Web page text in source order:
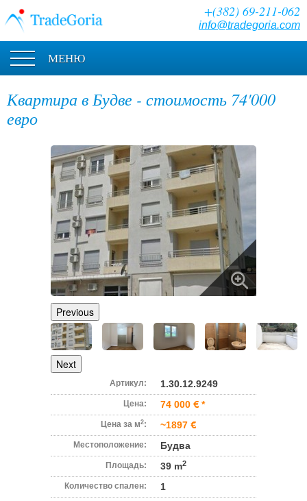
+(382) 69-211-062
info@tradegoria.com
МЕНЮ
Квартира в Будве - стоимость 74'000
евро
Previous
Next
Артикул: 1.30.12.9249
Цена: 74 000 *
Цена за м2: ~1897
Местоположение: Будва
Площадь: 39 m2
Количество спален: 1